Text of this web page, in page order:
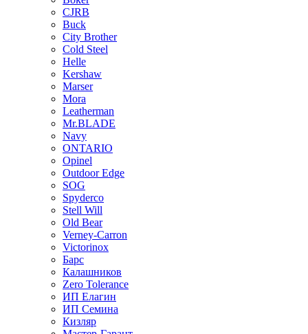
CJRB
Buck
City Brother
Cold Steel
Helle
Kershaw
Marser
Mora
Leatherman
Mr.BLADE
Navy
ONTARIO
Opinel
Outdoor Edge
SOG
Spyderco
Stell Will
Old Bear
Verney-Carron
Victorinox
Барс
Калашников
Zero Tolerance
ИП Елагин
ИП Семина
Кизляр